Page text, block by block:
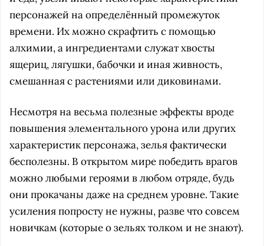
персонажей на определённый промежуток
времени. Их можно скрафтить с помощью
алхимии, а ингредиентами служат хвосты
ящериц, лягушки, бабочки и иная живность,
смешанная с растениями или диковинами.
Несмотря на весьма полезные эффекты вроде
повышения элементального урона или других
характеристик персонажа, зелья фактически
бесполезны. В открытом мире победить врагов
можно любыми героями в любом отряде, будь
они прокачаны даже на среднем уровне. Такие
усиления попросту не нужны, разве что совсем
новичкам (которые о зельях толком и не знают).